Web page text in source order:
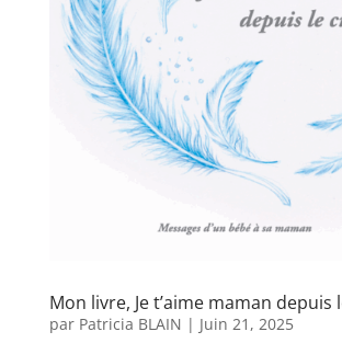
Mon livre, Je t’aime maman depuis
par Patricia BLAIN | Juin 21, 2025